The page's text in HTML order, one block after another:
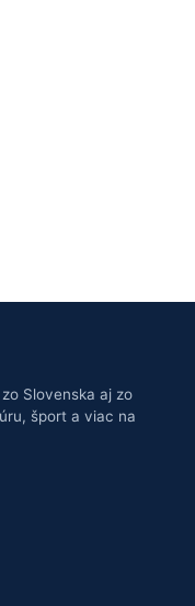
Slovenska aj zo
šport a viac na